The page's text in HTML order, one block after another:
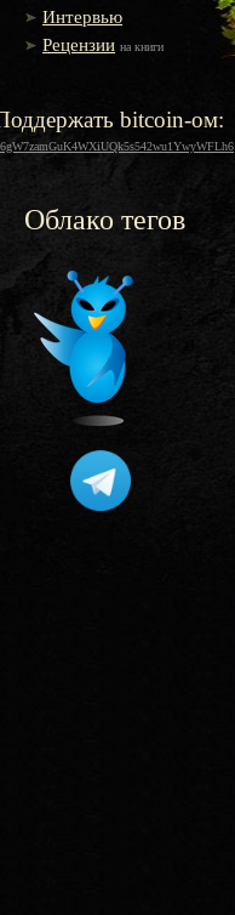
Интервью
Рецензии на книги
bitcoin-ом:
Облако тегов